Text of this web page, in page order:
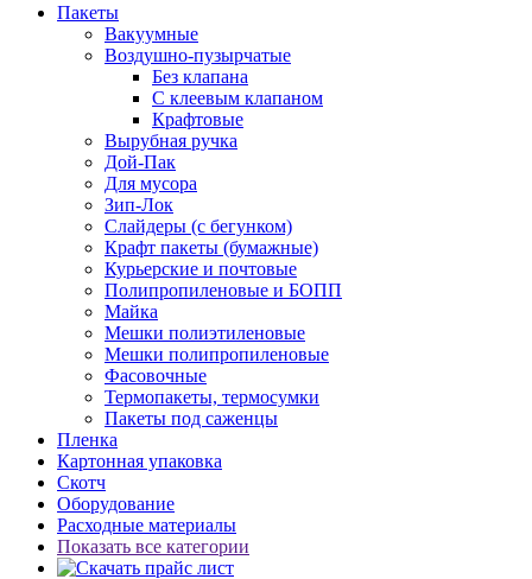
Пакеты
Вакуумные
Воздушно-пузырчатые
Без клапана
С клеевым клапаном
Крафтовые
Вырубная ручка
Дой-Пак
Для мусора
Зип-Лок
Слайдеры (с бегунком)
Крафт пакеты (бумажные)
Курьерские и почтовые
Полипропиленовые и БОПП
Майка
Мешки полиэтиленовые
Мешки полипропиленовые
Фасовочные
Термопакеты, термосумки
Пакеты под саженцы
Пленка
Картонная упаковка
Скотч
Оборудование
Расходные материалы
Показать все категории